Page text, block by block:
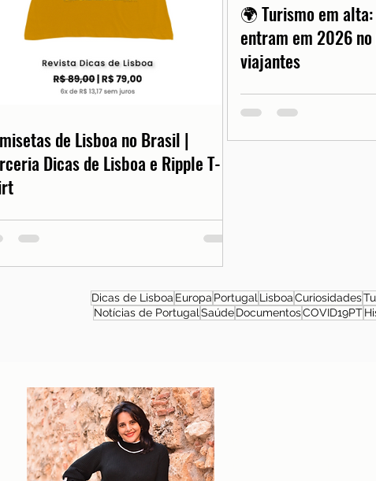
de Lisboa no Brasil |
Dicas de Lisboa e Ripple T-
🌍 Turismo em alta:
entram em 2026
viajantes
Dicas de Lisboa Europa Portugal LisboaCuriosidades
Notícias de Portugal Saúde DocumentosCOVID19PT